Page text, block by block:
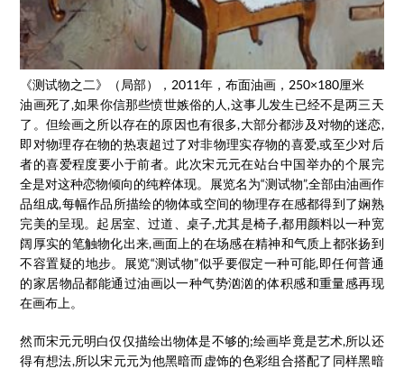
《测试物之二》（局部），2011年，布面油画，250×180厘米
油画死了,如果你信那些愤世嫉俗的人,这事儿发生已经不是两三天
了。但绘画之所以存在的原因也有很多,大部分都涉及对物的迷恋,
即对物理存在物的热衷超过了对非物理实存物的喜爱,或至少对后
者的喜爱程度要小于前者。此次宋元元在站台中国举办的个展完
全是对这种恋物倾向的纯粹体现。展览名为“测试物”,全部由油画作
品组成,每幅作品所描绘的物体或空间的物理存在感都得到了娴熟
完美的呈现。起居室、过道、桌子,尤其是椅子,都用颜料以一种宽
阔厚实的笔触物化出来,画面上的在场感在精神和气质上都张扬到
不容置疑的地步。展览“测试物”似乎要假定一种可能,即任何普通
的家居物品都能通过油画以一种气势汹汹的体积感和重量感再现
在画布上。
然而宋元元明白仅仅描绘出物体是不够的;绘画毕竟是艺术,所以还
得有想法,所以宋元元为他黑暗而虚饰的色彩组合搭配了同样黑暗